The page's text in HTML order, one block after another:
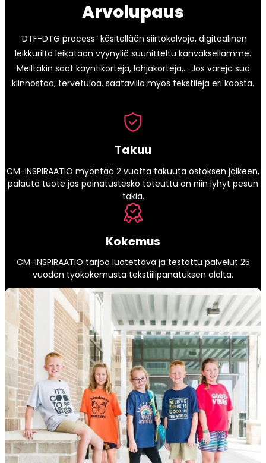
Arvolupaus
”DTF-DTG process” käsitellään siirtökalvoja, digitaalinen
leikkurilta leikataan vyynyliä suunitteltu kanvaksellamme.
Meiltäkin saat käyntikorteja, lahjakorteja,… Jos värejä sua
kiinnostaa, tervetuloa. saatavilla myös tekstileja eri koosta.
Takuu
CM-INSPIRAATIO myöntää 2 vuotta takuuta ostoksen jälkeen,
palauta tuote jos painatustesko toteuttu on niin lyhyt pesun
täkiä.
Kokemus
CM-INSPIRAATIO tarjoo luotettava ja testattu palvelut 25
vuoden työkokemusta tekstiilipanatuksen alalta.